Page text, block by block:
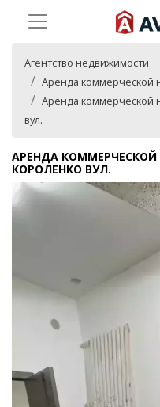
Агентство недвижимости
Аренда коммерческой
Аренда коммерческой
вул.
АРЕНДА
КОРОЛЕНКО ВУЛ.